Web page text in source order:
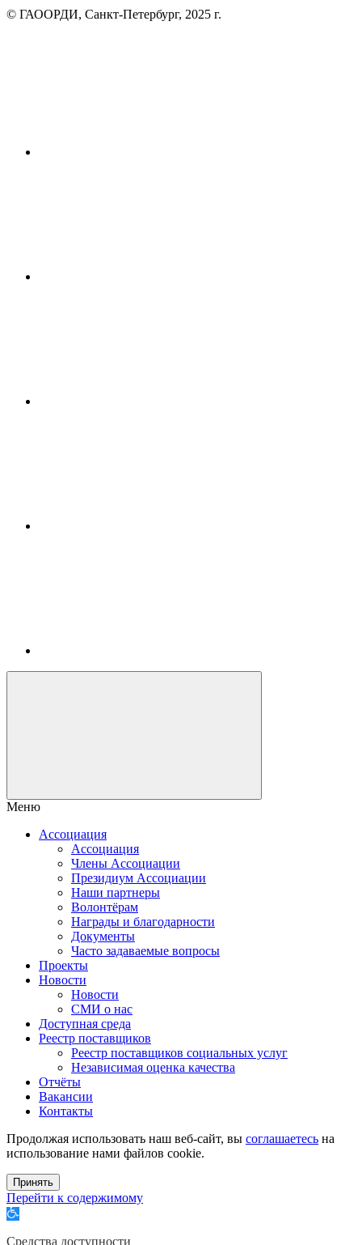
© ГАООРДИ, Санкт-Петербург, 2025 г.
Меню
Ассоциация
Ассоциация
Члены Ассоциации
Президиум Ассоциации
Наши партнеры
Волонтёрам
Награды и благодарности
Документы
Часто задаваемые вопросы
Проекты
Новости
Новости
СМИ о нас
Доступная среда
Реестр поставщиков
Реестр поставщиков социальных услуг
Независимая оценка качества
Отчёты
Вакансии
Контакты
Продолжая использовать наш веб-сайт, вы соглашаетесь на
использование нами файлов cookie.
Принять
Перейти к содержимому
Открыть
инструментов
Средства доступности